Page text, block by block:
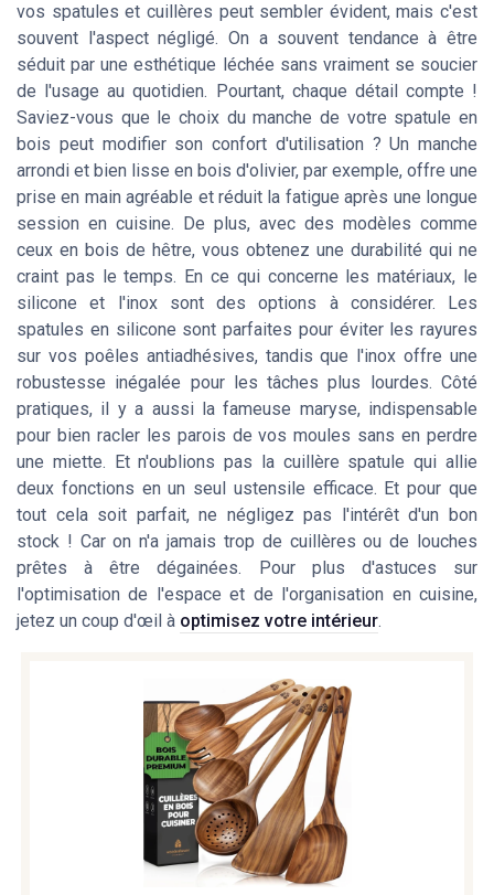
vos spatules et cuillères peut sembler évident, mais c'est
souvent l'aspect négligé. On a souvent tendance à être
séduit par une esthétique léchée sans vraiment se soucier
de l'usage au quotidien. Pourtant, chaque détail compte !
Saviez-vous que le choix du manche de votre spatule en
bois peut modifier son confort d'utilisation ? Un manche
arrondi et bien lisse en bois d'olivier, par exemple, offre une
prise en main agréable et réduit la fatigue après une longue
session en cuisine. De plus, avec des modèles comme
ceux en bois de hêtre, vous obtenez une durabilité qui ne
craint pas le temps. En ce qui concerne les matériaux, le
silicone et l'inox sont des options à considérer. Les
spatules en silicone sont parfaites pour éviter les rayures
sur vos poêles antiadhésives, tandis que l'inox offre une
robustesse inégalée pour les tâches plus lourdes. Côté
pratiques, il y a aussi la fameuse maryse, indispensable
pour bien racler les parois de vos moules sans en perdre
une miette. Et n'oublions pas la cuillère spatule qui allie
deux fonctions en un seul ustensile efficace. Et pour que
tout cela soit parfait, ne négligez pas l'intérêt d'un bon
stock ! Car on n'a jamais trop de cuillères ou de louches
prêtes à être dégainées. Pour plus d'astuces sur
l'optimisation de l'espace et de l'organisation en cuisine,
jetez un coup d'œil à optimisez votre intérieur.